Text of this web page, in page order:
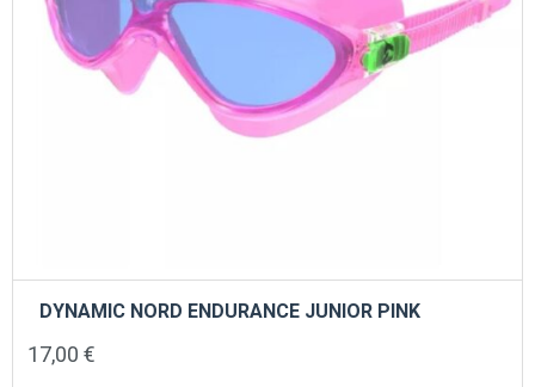
DYNAMIC NORD ENDURANCE JUNIOR PINK
17,00 €